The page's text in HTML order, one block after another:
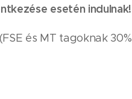
esetén indulnak!
és MT tagoknak